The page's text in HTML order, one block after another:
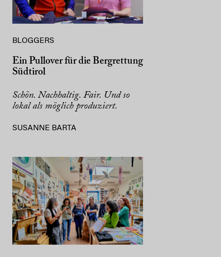
BLOGGERS
Ein Pullover für die Bergrettung
Südtirol
Schön. Nachhaltig. Fair. Und so
lokal als möglich produziert.
SUSANNE BARTA